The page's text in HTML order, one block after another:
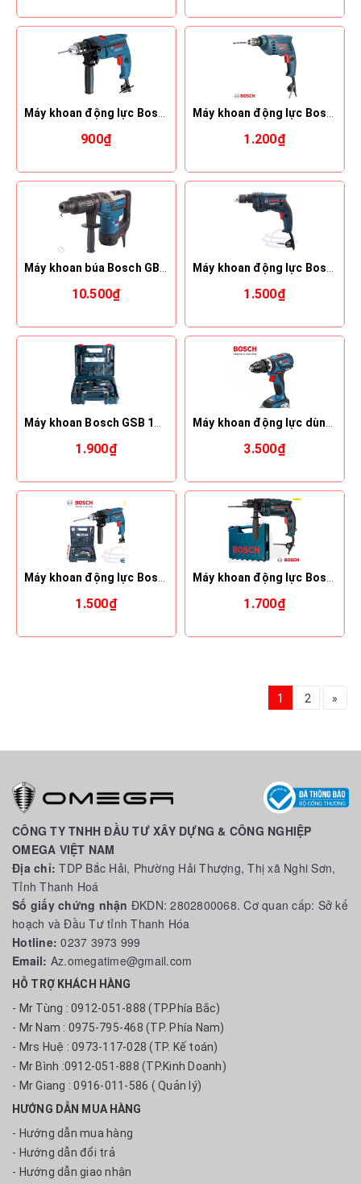
900₫ 1.200₫
10.500₫ 1.500₫
1.900₫ 3.500₫
1.500₫ 1.700₫
1 2 »
CÔNG TY TNHH ĐẦU TƯ XÂY DỰNG & CÔNG NGHIỆP
OMEGA VIỆT NAM
Địa chỉ:TDP Bắc Hải, Phường Hải Thượng, Thị xã Nghi Sơn,
Tỉnh Thanh Hoá
Số giấy chứng nhận ĐKDN: 2802800068. Cơ quan cấp: Sở kế
hoạch và Đầu Tư tỉnh Thanh Hóa
Hotline:0237 3973 999
Email: Az.omegatime@gmail.com
HỖ TRỢ KHÁCH HÀNG
- Mr Tùng : 0912-051-888 (TP.Phía Bắc)
- Mr Nam : 0975-795-468 (TP. Phía Nam)
- Mrs Huệ : 0973-117-028 (TP. Kế toán)
- Mr Bình :0912-051-888 (TP.Kinh Doanh)
- Mr Giang : 0916-011-586 ( Quản lý)
HƯỚNG DẪN MUA HÀNG
- Hướng dẫn mua hàng
- Hướng dẫn đổi trả
- Hướng dẫn giao nhận